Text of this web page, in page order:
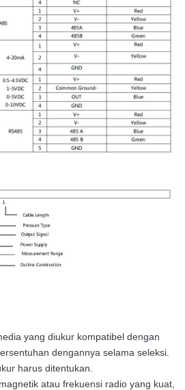
yang diukur kompatibel dengan
dengannya selama seleksi.
harus ditentukan.
atau frekuensi radio yang kuat,